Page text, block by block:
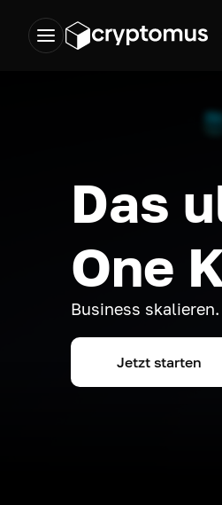
Das
One
Business
Jetzt starten